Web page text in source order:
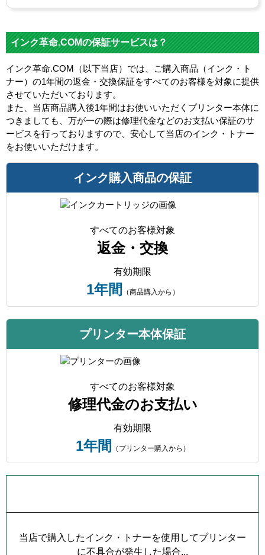
インク革命.COMの保証サービスは？
インク革命.COM（以下当店）では、ご購入商品（インク・ト
ナー）の1年間の返金・交換保証をすべてのお客様を対象に提供
させていただいております。
また、当店商品購入後1年間はお使いいただくプリンター本体に
つきましても、万が一の際は修理代金などのお支払い保証のサ
ービスを行っておりますので、安心して当店のインク・トナー
をお使いいただけます。
インク購入商品の保証
すべてのお客様対象
返金・交換
有効期限
1年間 （商品購入から）
プリンター本体保証
すべてのお客様対象
修理代金のお支払い
有効期限
1年間 （プリンター購入から）
当店で購入したインク・トナーを使用してプリンター
に不具合が発生した場合...